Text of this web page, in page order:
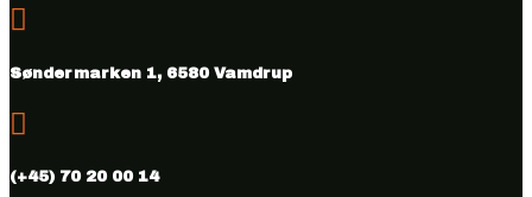

Søndermarken 1, 6580 Vamdrup

(+45) 70 20 00 14